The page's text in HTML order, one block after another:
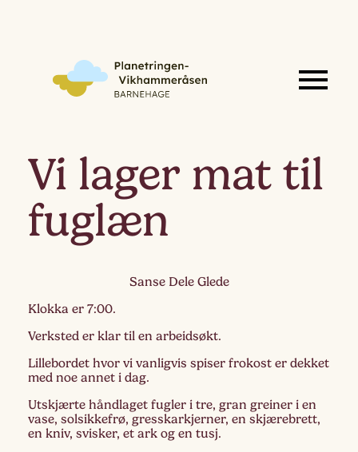
Vi lager mat til
fuglæn
Sanse Dele Glede
Klokka er 7:00.
Verksted er klar til en arbeidsøkt.
Lillebordet hvor vi vanligvis spiser frokost er dekket
med noe annet i dag.
Utskjærte håndlaget fugler i tre, gran greiner i en
vase, solsikkefrø, gresskarkjerner, en skjærebrett,
en kniv, svisker, et ark og en tusj.